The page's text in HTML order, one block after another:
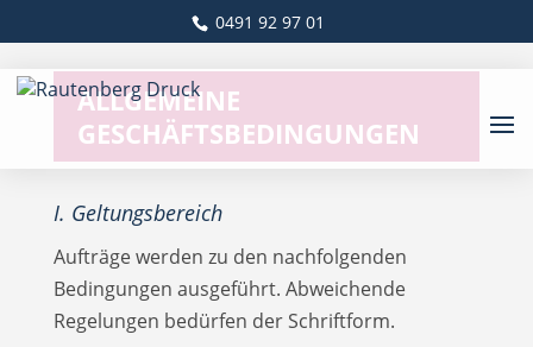
0491 92 97 01
ALLGEMEINE
GESCHÄFTSBEDINGUNGEN
I. Geltungsbereich
Aufträge werden zu den nachfolgenden
Bedingungen ausgeführt. Abweichende
Regelungen bedürfen der Schriftform.